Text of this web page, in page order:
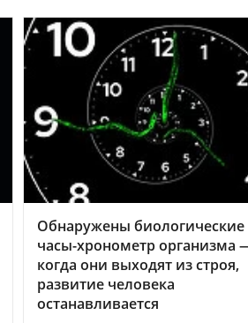
Обнаружены биологические
часы-хронометр организма
когда они выходят из строя,
развитие человека
останавливается